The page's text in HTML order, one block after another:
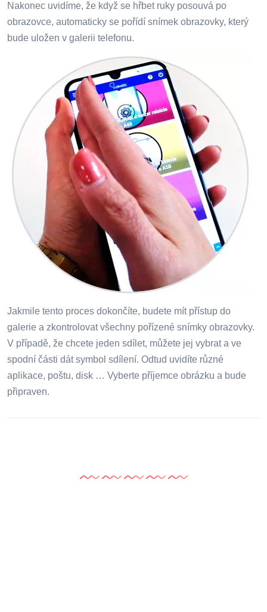
Nakonec uvidíme, že když se hřbet ruky posouvá po
obrazovce, automaticky se pořídí snímek obrazovky, který
bude uložen v galerii telefonu.
Jakmile tento proces dokončíte, budete mít přístup do
galerie a zkontrolovat všechny pořízené snímky obrazovky.
V případě, že chcete jeden sdílet, můžete jej vybrat a ve
spodní části dát symbol sdílení. Odtud uvidíte různé
aplikace, poštu, disk … Vyberte příjemce obrázku a bude
připraven.